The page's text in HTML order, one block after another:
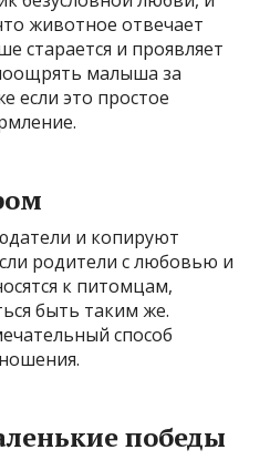
животное отвечает
старается и проявляет
малыша за
если это простое
и копируют
родители с любовью и
к питомцам,
быть таким же.
способ
победы